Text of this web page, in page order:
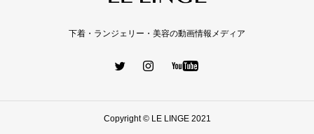
下着・ランジェリー・美容の動画情報メディア
Copyright © LE LINGE 2021